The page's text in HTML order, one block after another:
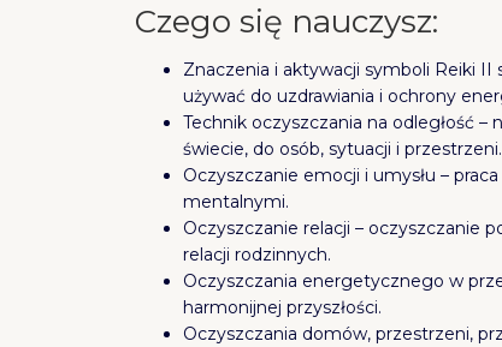
Czego się nauczysz:
Znaczenia i aktywacji symboli Reiki II
używać do uzdrawiania i ochrony
Technik oczyszczania na odległość
świecie, do osób, sytuacji i przestrzeni.
Oczyszczanie emocji i umysłu –
mentalnymi.
Oczyszczanie relacji – oczyszczanie
relacji rodzinnych.
Oczyszczania energetycznego w
harmonijnej przyszłości.
Oczyszczania domów, przestrzeni,